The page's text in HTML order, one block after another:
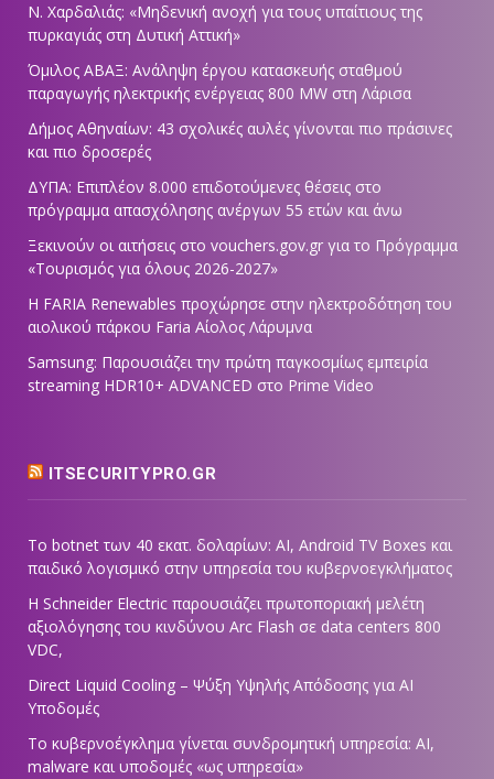
Ν. Χαρδαλιάς: «Μηδενική ανοχή για τους υπαίτιους της
πυρκαγιάς στη Δυτική Αττική»
Όμιλος ΑΒΑΞ: Ανάληψη έργου κατασκευής σταθμού
παραγωγής ηλεκτρικής ενέργειας 800 ΜW στη Λάρισα
Δήμος Αθηναίων: 43 σχολικές αυλές γίνονται πιο πράσινες
και πιο δροσερές
ΔΥΠΑ: Επιπλέον 8.000 επιδοτούμενες θέσεις στο
πρόγραμμα απασχόλησης ανέργων 55 ετών και άνω
Ξεκινούν οι αιτήσεις στο vouchers.gov.gr για το Πρόγραμμα
«Τουρισμός για όλους 2026-2027»
Η FARIA Renewables προχώρησε στην ηλεκτροδότηση του
αιολικού πάρκου Faria Αίολος Λάρυμνα
Samsung: Παρουσιάζει την πρώτη παγκοσμίως εμπειρία
streaming HDR10+ ADVANCED στο Prime Video
ITSECURITYPRO.GR
Το botnet των 40 εκατ. δολαρίων: AI, Android TV Boxes και
παιδικό λογισμικό στην υπηρεσία του κυβερνοεγκλήματος
Η Schneider Electric παρουσιάζει πρωτοποριακή μελέτη
αξιολόγησης του κινδύνου Arc Flash σε data centers 800
VDC,
Direct Liquid Cooling – Ψύξη Υψηλής Απόδοσης για AI
Υποδομές
Το κυβερνοέγκλημα γίνεται συνδρομητική υπηρεσία: AI,
malware και υποδομές «ως υπηρεσία»